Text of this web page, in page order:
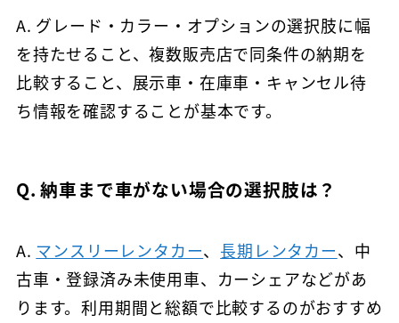
A. グレード・カラー・オプションの選択肢に幅
を持たせること、複数販売店で同条件の納期を
比較すること、展示車・在庫車・キャンセル待
ち情報を確認することが基本です。
Q. 納車まで車がない場合の選択肢は？
A. マンスリーレンタカー、 長期レンタカー、中
古車・登録済み未使用車、カーシェアなどがあ
ります。利用期間と総額で比較するのがおすすめ